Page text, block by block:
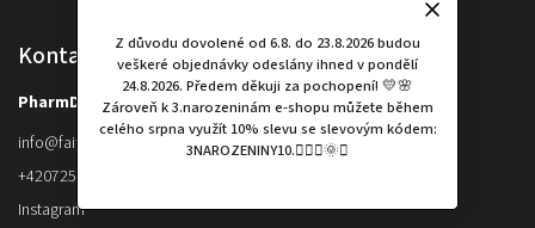
Z důvodu dovolené od 6.8. do 23.8.2026 budou
veškeré objednávky odeslány ihned v pondělí
24.8.2026. Předem děkuji za pochopení! 💛🌸
Zároveň k 3.narozeninám e-shopu můžete během
celého srpna využít 10% slevu se slevovým kódem:
3NAROZENINY10.🧚🏻‍♀️🌞✨
Kontakt
PharmDr. Kateřina Faifr
info@faifstore.cz
+420725845677
Instagram